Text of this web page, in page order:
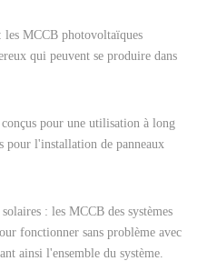
les MCCB photovoltaïques
qui peuvent se produire dans
pour une utilisation à long
pour l'installation de panneaux
: les MCCB des systèmes
fonctionner sans problème avec
ainsi l'ensemble du système.